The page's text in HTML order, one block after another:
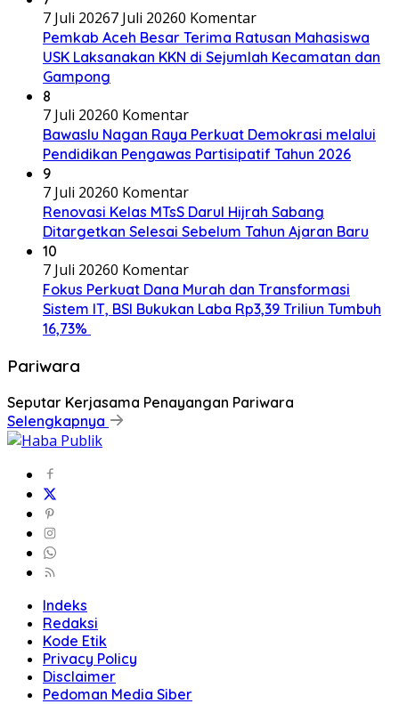
7 Juli 20267 Juli 20260 Komentar
Pemkab Aceh Besar Terima Ratusan Mahasiswa
USK Laksanakan KKN di Sejumlah Kecamatan dan
Gampong
8
7 Juli 20260 Komentar
Bawaslu Nagan Raya Perkuat Demokrasi melalui
Pendidikan Pengawas Partisipatif Tahun 2026
9
7 Juli 20260 Komentar
Renovasi Kelas MTsS Darul Hijrah Sabang
Ditargetkan Selesai Sebelum Tahun Ajaran Baru
10
7 Juli 20260 Komentar
Fokus Perkuat Dana Murah dan Transformasi
Sistem IT, BSI Bukukan Laba Rp3,39 Triliun Tumbuh
16,73%
Pariwara
Seputar Kerjasama Penayangan Pariwara
Selengkapnya
Indeks
Redaksi
Kode Etik
Privacy Policy
Disclaimer
Pedoman Media Siber